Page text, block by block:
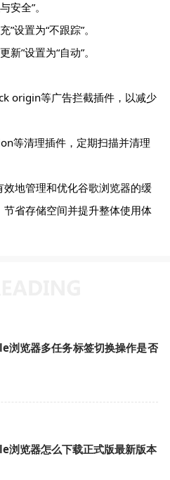
安全”。
”设置为“不跟踪”。
新”设置为“自动”。
origin等广告拦截插件，以减少
等清理插件，定期扫描并清理
地管理和优化谷歌浏览器的缓
省存储空间并提升整体使用体
浏览器多任务标签切换操作是否
浏览器怎么下载正式版最新版本